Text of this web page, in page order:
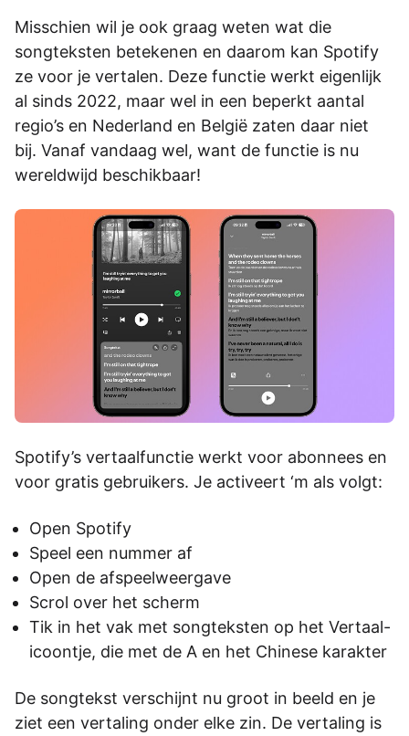
Misschien wil je ook graag weten wat die
songteksten betekenen en daarom kan Spotify
ze voor je vertalen. Deze functie werkt eigenlijk
al sinds 2022, maar wel in een beperkt aantal
regio’s en Nederland en België zaten daar niet
bij. Vanaf vandaag wel, want de functie is nu
wereldwijd beschikbaar!
Spotify’s vertaalfunctie werkt voor abonnees en
voor gratis gebruikers. Je activeert ‘m als volgt:
Open Spotify
Speel een nummer af
Open de afspeelweergave
Scrol over het scherm
Tik in het vak met songteksten op het Vertaal-
icoontje, die met de A en het Chinese karakter
De songtekst verschijnt nu groot in beeld en je
ziet een vertaling onder elke zin. De vertaling is